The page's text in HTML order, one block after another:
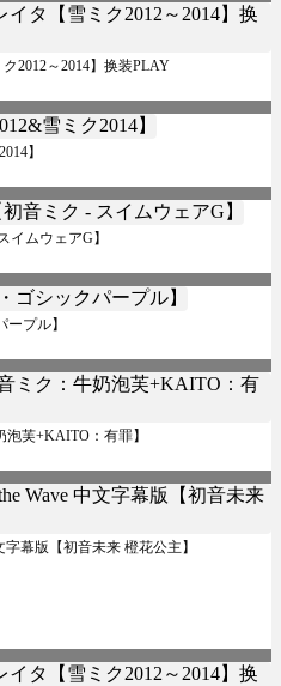
2012～2014】换装PLAY
】
イムウェアG】
ープル】
泡芙+KAITO：有罪】
字幕版【初音未来 橙花公主】